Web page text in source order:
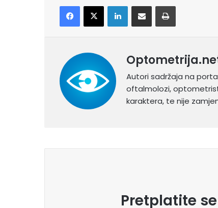
X LinkedIn
Autori sadržaja na
oftalmolozi,
karaktera, te nije
Pretplatite